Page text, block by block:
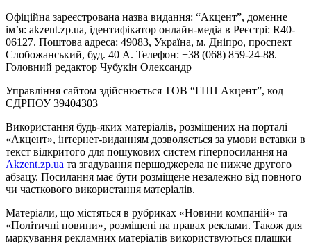
Офіційна зареєстрована назва видання: “Акцент”, доменне
ім’я: akzent.zp.ua, ідентифікатор онлайн-медіа в Реєстрі: R40-
06127. Поштова адреса: 49083, Україна, м. Дніпро, проспект
Слобожанський, буд. 40 А. Телефон: +38 (068) 859-24-88.
Головний редактор Чубукін Олександр
Управління сайтом здійснюється ТОВ “ГПП Акцент”, код
ЄДРПОУ 39404303
Використання будь-яких матеріалів, розміщених на порталі
«Акцент», інтернет-виданням дозволяється за умови вставки в
текст відкритого для пошукових систем гіперпосилання на
Akzent.zp.ua та згадування першоджерела не нижче другого
абзацу. Посилання має бути розміщене незалежно від повного
чи часткового використання матеріалів.
Матеріали, що містяться в рубриках «Новини компаній» та
«Політичні новини», розміщені на правах реклами. Також для
маркування рекламних матеріалів використвуються плашки